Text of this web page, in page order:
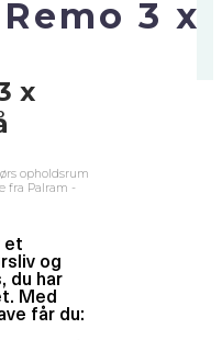
3 x
x
opholdsrum
fra Palram -
et
og
du har
Med
får du: